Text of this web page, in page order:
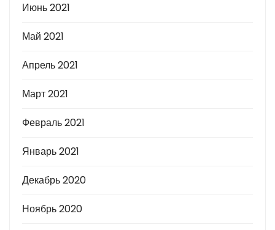
Июнь 2021
Май 2021
Апрель 2021
Март 2021
Февраль 2021
Январь 2021
Декабрь 2020
Ноябрь 2020